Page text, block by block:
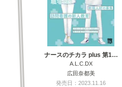
ナースのチカラ plus 第1…
A.L.C.DX
広田奈都美
発売日：2023.11.16